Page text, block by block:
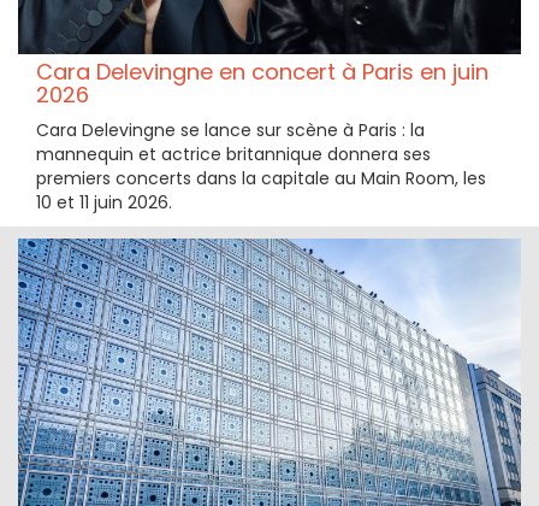
Cara Delevingne en concert à Paris en juin
2026
Cara Delevingne se lance sur scène à Paris : la
mannequin et actrice britannique donnera ses
premiers concerts dans la capitale au Main Room, les
10 et 11 juin 2026.